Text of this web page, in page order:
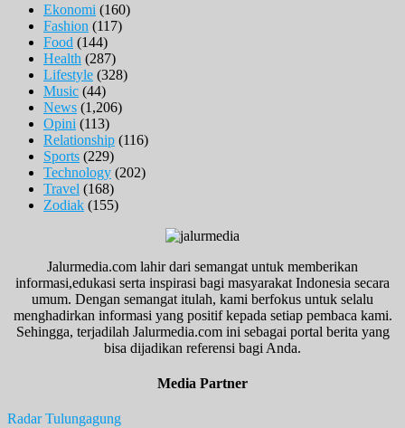
Ekonomi (160)
Fashion (117)
Food (144)
Health (287)
Lifestyle (328)
Music (44)
News (1,206)
Opini (113)
Relationship (116)
Sports (229)
Technology (202)
Travel (168)
Zodiak (155)
Jalurmedia.com lahir dari semangat untuk memberikan
informasi,edukasi serta inspirasi bagi masyarakat Indonesia secara
umum. Dengan semangat itulah, kami berfokus untuk selalu
menghadirkan informasi yang positif kepada setiap pembaca kami.
Sehingga, terjadilah Jalurmedia.com ini sebagai portal berita yang
bisa dijadikan referensi bagi Anda.
Media Partner
Radar Tulungagung